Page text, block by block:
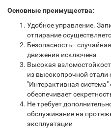
Основные преимущества:
Удобное управление.
отпирание
Безопасность -
движения исключена
Высокая
из высокопрочной
"Интерактивная
обеспечивает
Не требует
обслуживание на
эксплуатации